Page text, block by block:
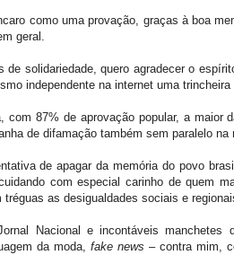
como uma provação, graças à boa
geral.
de solidariedade, quero agradecer o
independente na internet uma
com 87% de aprovação popular, a maior
de difamação também sem paralelo na
de apagar da memória do povo
com especial carinho de quem
tréguas as desigualdades sociais e
Nacional e incontáveis manchetes
da moda, fake news – contra mim,